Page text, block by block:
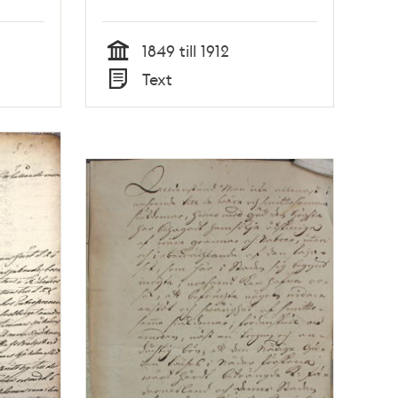
Tid
1849 till 1912
Typ
Text